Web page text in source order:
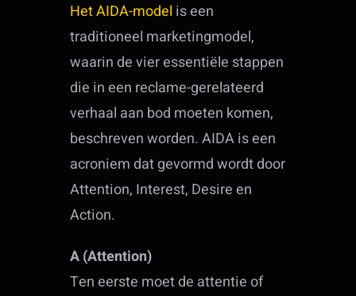
Het AIDA-model is een
traditioneel marketingmodel,
waarin de vier essentiële stappen
die in een reclame-gerelateerd
verhaal aan bod moeten komen,
beschreven worden. AIDA is een
acroniem dat gevormd wordt door
Attention, Interest, Desire en
Action.
A (Attention)
Ten eerste moet de attentie of